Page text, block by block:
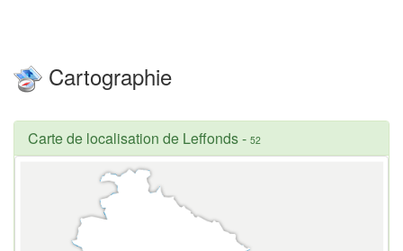
Cartographie
Carte de localisation de Leffonds- 52